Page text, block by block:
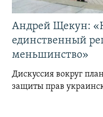
Андрей Щекун:
единственный
меньшинство»
Дискуссия вокруг
защиты прав